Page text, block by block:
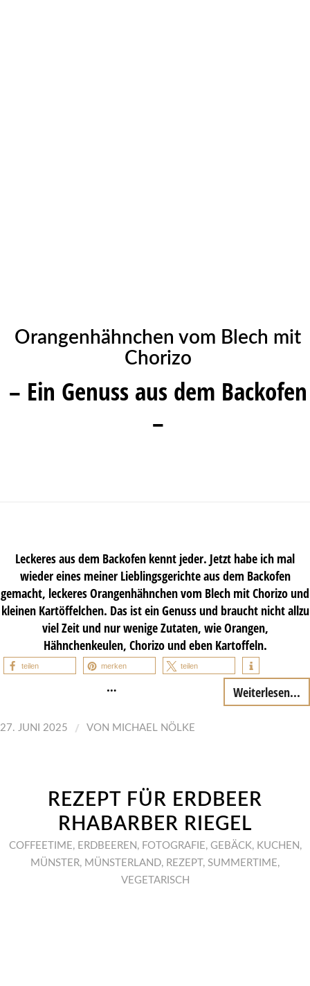
Orangenhähnchen vom Blech mit
Chorizo
– Ein Genuss aus dem Backofen
–
Leckeres aus dem Backofen kennt jeder. Jetzt habe ich mal
wieder eines meiner Lieblingsgerichte aus dem Backofen
gemacht, leckeres Orangenhähnchen vom Blech mit Chorizo und
kleinen Kartöffelchen. Das ist ein Genuss und braucht nicht allzu
viel Zeit und nur wenige Zutaten, wie Orangen,
Hähnchenkeulen, Chorizo und eben Kartoffeln.
teilen merken teilen
… Weiterlesen...
27. JUNI 2025 / VON MICHAEL NÖLKE
REZEPT FÜR ERDBEER
RHABARBER RIEGEL
COFFEETIME, ERDBEEREN , FOTOGRAFIE, GEBÄCK, KUCHEN ,
MÜNSTER, MÜNSTERLAND, REZEPT , SUMMERTIME,
VEGETARISCH